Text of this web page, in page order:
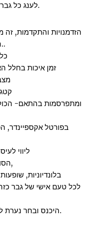
לענג כל גבר ומבינות מה הצורך האמיתי שלכם.
הזדמנויות והתקדמות,
החיים הטובה ביותר, אלא גם מתח..
זמן איכות בחלל
ומתפרסמות בהתאם- הכול
בפורטל אקספיינדר,
ליווי
הסוגים ומכל העדות, שחורות, בהירות,
בלונדיוניות,
לכל טעם אישי של גבר
היכנס ובחר נערת ליווי צעירה וסקסית שזמינה באזורך.